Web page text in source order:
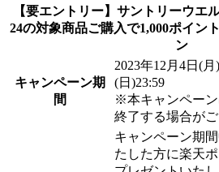
【要エントリー】サントリーウエ
24の対象商品ご購入で1,000ポイン
ン
キャンペーン期
間
2023年12月4日(月
(日)23:59
※本キャンペー
終了する場合がご
キャンペーン期
たした方に楽天